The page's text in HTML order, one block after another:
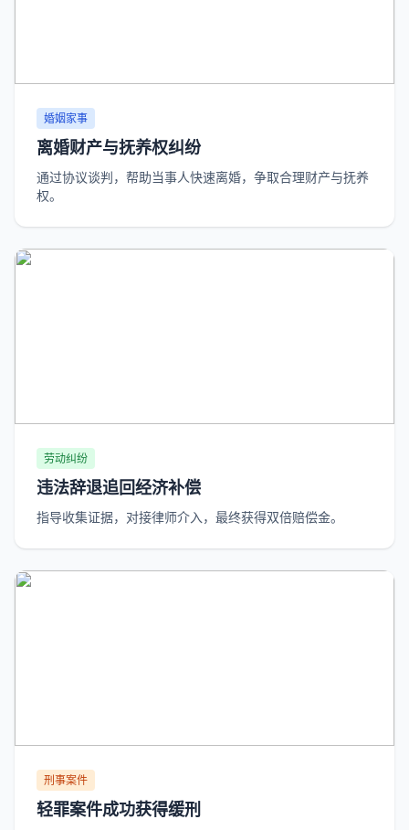
婚姻家事
离婚财产与抚养权纠纷
通过协议谈判，帮助当事人快速离婚，争取合理财产与抚养
权。
劳动纠纷
违法辞退追回经济补偿
指导收集证据，对接律师介入，最终获得双倍赔偿金。
刑事案件
轻罪案件成功获得缓刑